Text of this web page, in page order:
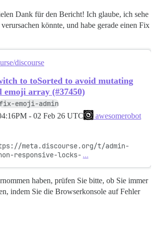
Dank für den Bericht! Ich glaube, ich sehe
könnte, und habe gerade einen Fix
discourse
to toSorted to avoid mutating
emoji array (#37450)
emoji-admin
- 02 Feb 26 UTC
awesomerobot
meta.discourse.org/t/admin-
responsive-locks- …
haben, prüfen Sie bitte, ob Sie immer
indem Sie die Browserkonsole auf Fehler